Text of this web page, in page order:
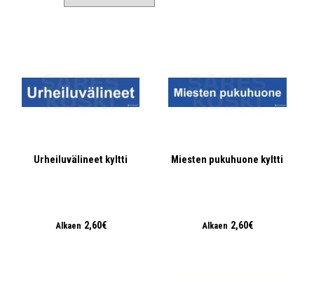
Urheiluvälineet kyltti
Alkaen 2,60€
Miesten pukuhuone kyltti
Alkaen 2,60€